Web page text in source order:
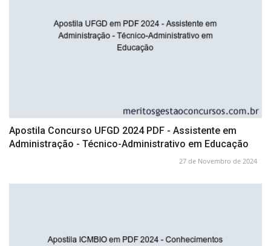
Apostila Concurso UFGD 2024 PDF - Assistente em
Administração - Técnico-Administrativo em Educação
27 de Novembro de 2024